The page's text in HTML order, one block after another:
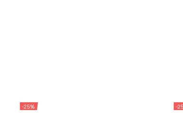
-25% -